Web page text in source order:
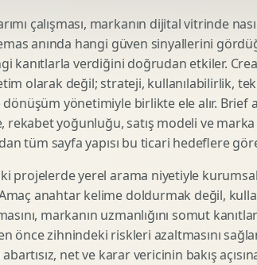
Remarketing Kreatifleri
Urun Gorsellestirme
3D Reklam Gorseli
Cgi Kampanya Gorseli
3D Karakter Tasarimi
3D Stand Tasarimi
3D Sosyal Medya Gorseli
3D Lansman Filmi
3D
Low
High
3D
çalışması, markanın dijital vitrinde nasıl
anında hangi güven sinyallerini
kanıtlarla verdiğini doğrudan etkiler.
olarak değil; strateji, kullanılabilirlik,
yönetimiyle birlikte ele alır. Brief
rekabet yoğunluğu, satış modeli ve
tüm sayfa yapısı bu ticari hedeflere
projelerde yerel arama niyetiyle
anahtar kelime doldurmak değil,
markanın uzmanlığını somut
önce zihnindeki riskleri azaltmasını
net ve karar vericinin bakış